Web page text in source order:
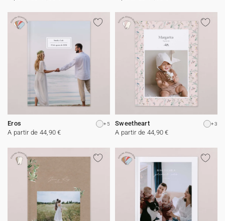
Eros +5
A partir de 44,90 €
Sweetheart +3
A partir de 44,90 €